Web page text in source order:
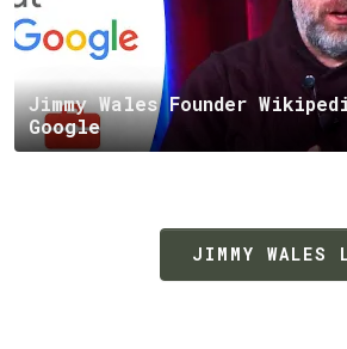
Jimmy Wales Founder
Google
JIMMY WALES